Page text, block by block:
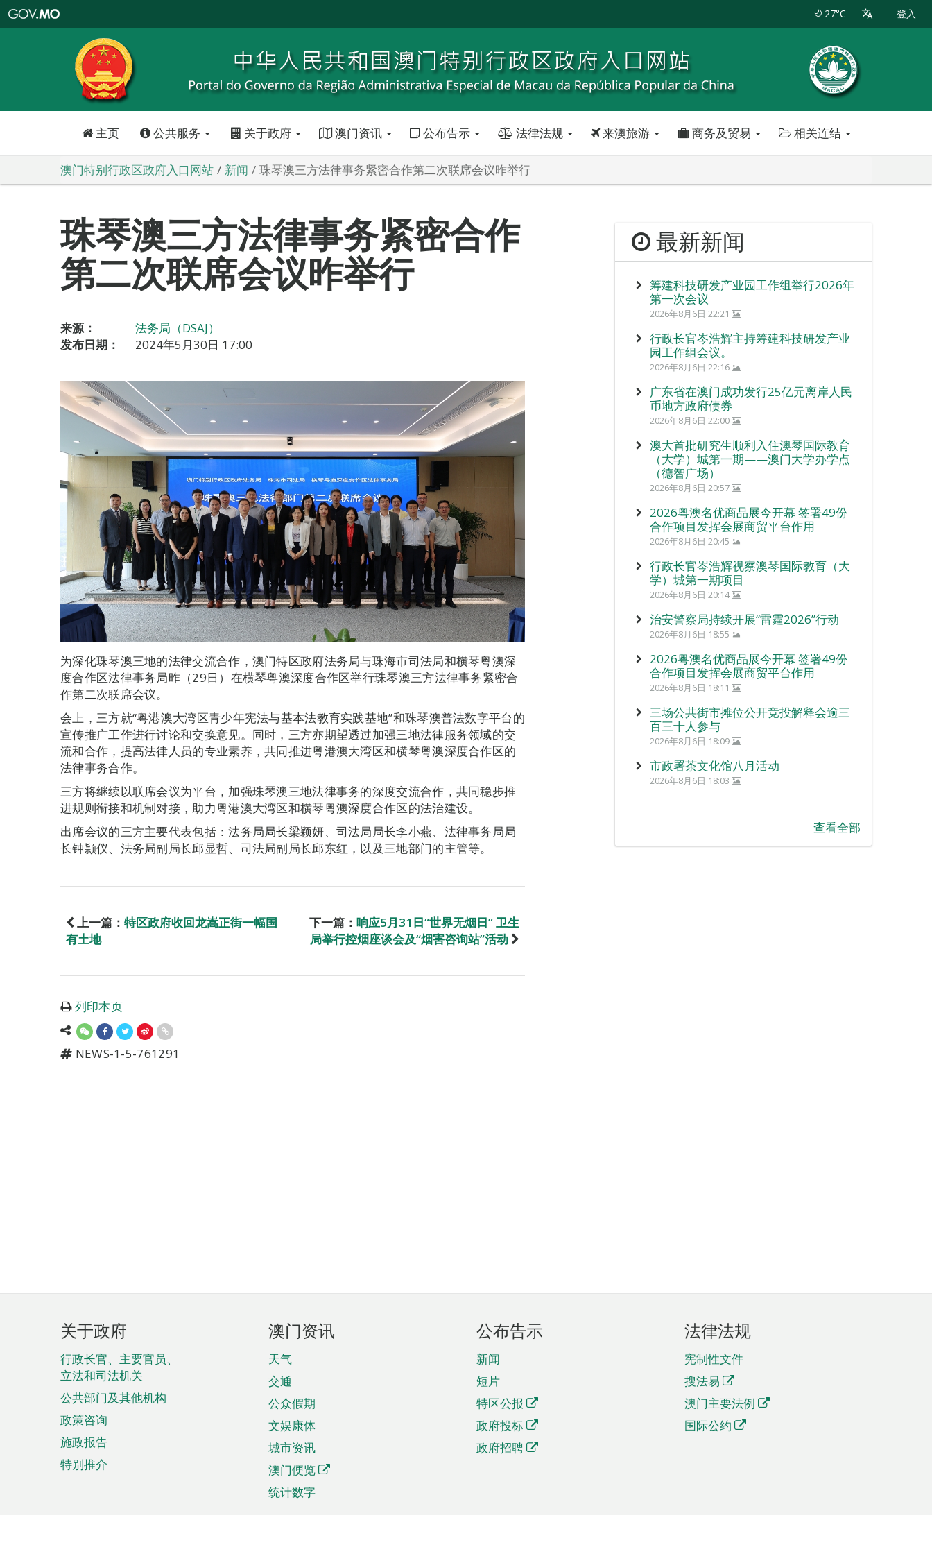
特
政
区
政
口
27°C 登入
主页 公共服务 关于政府 澳门资讯 公布告示 法律法规 来澳旅游 商务及贸易 相关连结
澳门特别行政区政府入口网站 新闻 珠琴澳三方法律事务紧密合作第二次联席会议昨举行
珠琴澳三方法律事务紧密合作
第二次联席会议昨举行
来源：
法务局（DSAJ）
发布日期：
2024年5月30日 17:00
为深化珠琴澳三地的法律交流合作，澳门特区政府法务局与珠海市司法局和横琴粤澳深
度合作区法律事务局昨（29日）在横琴粤澳深度合作区举行珠琴澳三方法律事务紧密合
作第二次联席会议。
会上，三方就“粤港澳大湾区青少年宪法与基本法教育实践基地”和珠琴澳普法数字平台的
宣传推广工作进行讨论和交换意见。同时，三方亦期望透过加强三地法律服务领域的交
流和合作，提高法律人员的专业素养，共同推进粤港澳大湾区和横琴粤澳深度合作区的
法律事务合作。
三方将继续以联席会议为平台，加强珠琴澳三地法律事务的深度交流合作，共同稳步推
进规则衔接和机制对接，助力粤港澳大湾区和横琴粤澳深度合作区的法治建设。
出席会议的三方主要代表包括：法务局局长梁颖妍、司法局局长李小燕、法律事务局局
长钟颕仪、法务局副局长邱显哲、司法局副局长邱东红，以及三地部门的主管等。
上一篇： 特区政府收回龙嵩正街一幅国
有土地
下一篇： 响应5月31日“世界无烟日” 卫生
局举行控烟座谈会及“烟害咨询站”活动
列印本页
NEWS-1-5-761291
最新新闻
筹建科技研发产业园工作组举行2026年
第一次会议
2026年8月6日 22:21
行政长官岑浩辉主持筹建科技研发产业
园工作组会议。
2026年8月6日 22:16
广东省在澳门成功发行25亿元离岸人民
币地方政府债券
2026年8月6日 22:00
澳大首批研究生顺利入住澳琴国际教育
（大学）城第一期——澳门大学办学点
（德智广场）
2026年8月6日 20:57
2026粤澳名优商品展今开幕 签署49份
合作项目发挥会展商贸平台作用
2026年8月6日 20:45
行政长官岑浩辉视察澳琴国际教育（大
学）城第一期项目
2026年8月6日 20:14
治安警察局持续开展“雷霆2026”行动
2026年8月6日 18:55
2026粤澳名优商品展今开幕 签署49份
合作项目发挥会展商贸平台作用
2026年8月6日 18:11
三场公共街市摊位公开竞投解释会逾三
百三十人参与
2026年8月6日 18:09
市政署茶文化馆八月活动
2026年8月6日 18:03
查看全部
页
脚
菜
单
关于政府
行政长官、主要官员、
立法和司法机关
公共部门及其他机构
政策咨询
施政报告
特别推介
澳门资讯
天气
交通
公众假期
文娱康体
城市资讯
澳门便览
统计数字
公布告示
新闻
短片
特区公报
政府投标
政府招聘
法律法规
宪制性文件
搜法易
澳门主要法例
国际公约